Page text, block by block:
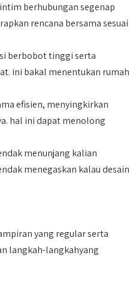
berhubungan segenap
rencana bersama sesuai
berbobot tinggi serta
ini bakal menentukan rumah
efisien, menyingkirkan
hal ini dapat menolong
menunjang kalian
menegaskan kalau desain
yang regular serta
langkah-langkahyang